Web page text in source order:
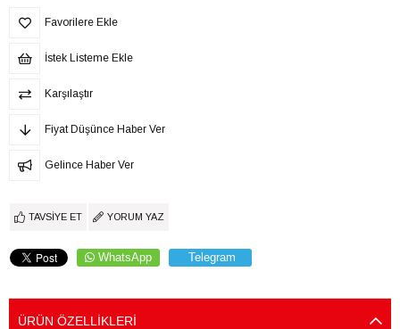
Favorilere Ekle
İstek Listeme Ekle
Karşılaştır
Fiyat Düşünce Haber Ver
Gelince Haber Ver
TAVSIYE ET YORUM YAZ
WhatsApp Telegram
ÜRÜN ÖZELLIKLERI